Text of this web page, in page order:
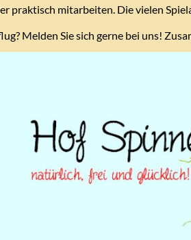
praktisch mitarbeiten. Die vielen
Melden Sie sich gerne bei uns!